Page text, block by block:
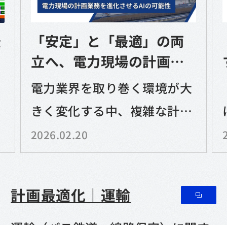
「安定」と「最適」の両
立へ、電力現場の計画業
務を進化させるAIの可能
性
電力業界を取り巻く環境が大
きく変化する中、複雑な計画
業務をどう効率化し、変化に
強い体制を作っていくの
2026.02.20
計画最適化｜運輸